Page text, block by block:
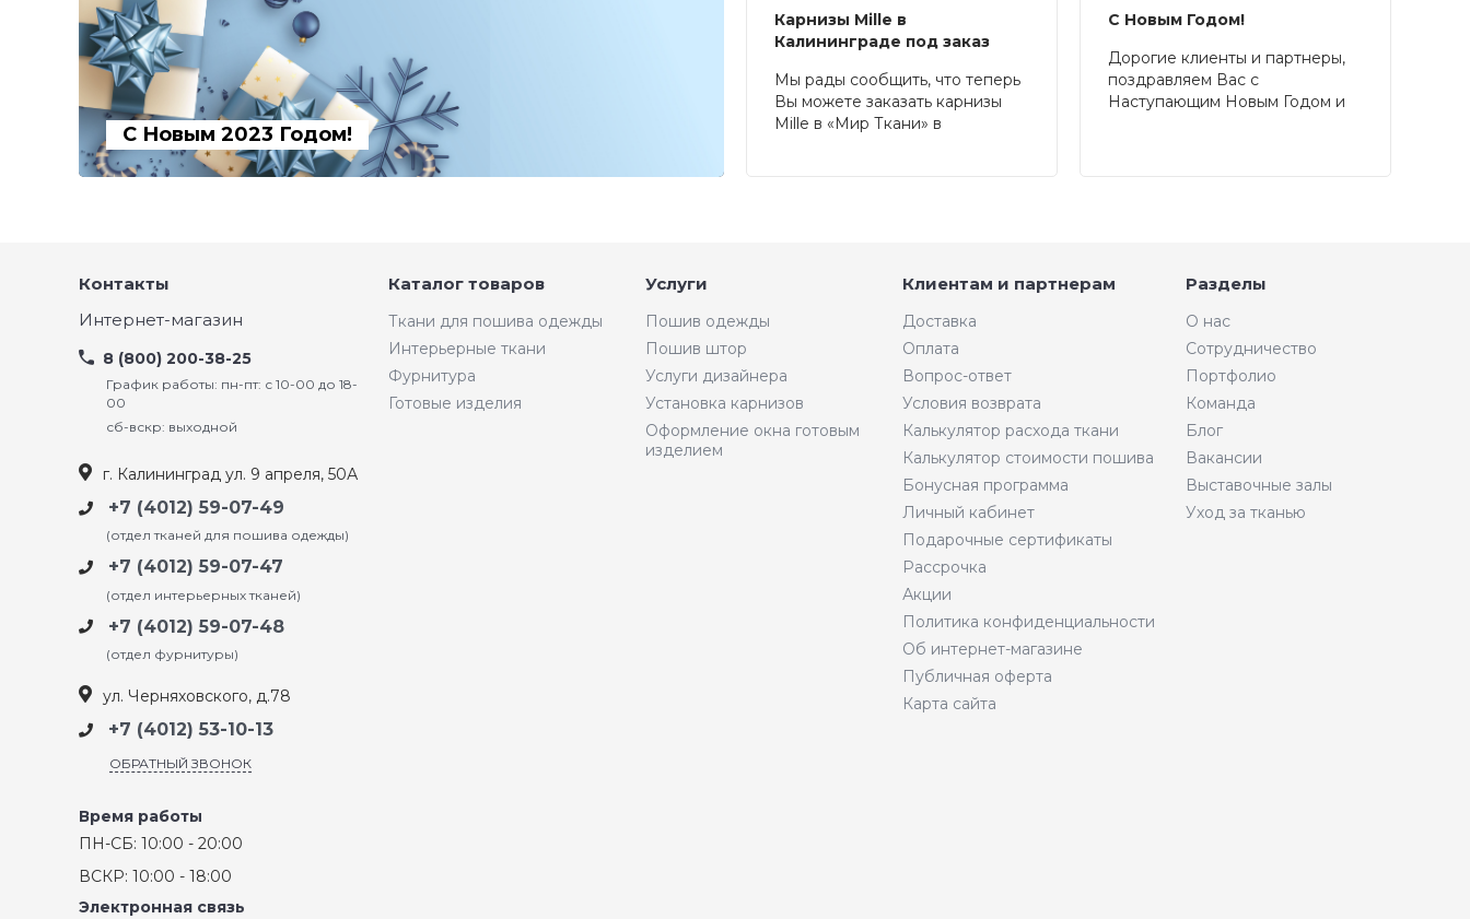
С Новым 2023 Годом!
Карнизы Mille в
Калининграде под заказ
Мы рады сообщить, что теперь
Вы можете заказать карнизы
Mille в «Мир Ткани» в
С Новым Годом!
Дорогие клиенты и партнеры,
поздравляем Вас с
Наступающим Новым Годом и
Контакты
Интернет-магазин
8 (800) 200-38-25
График работы: пн-пт: с 10-00 до 18-
00
сб-вскр: выходной
г. Калининград ул. 9 апреля, 50А
+7 (4012) 59-07-49
(отдел тканей для пошива одежды)
+7 (4012) 59-07-47
(отдел интерьерных тканей)
+7 (4012) 59-07-48
(отдел фурнитуры)
ул. Черняховского, д.78
+7 (4012) 53-10-13
ОБРАТНЫЙ ЗВОНОК
Время работы
ПН-СБ: 10:00 - 20:00
ВСКР: 10:00 - 18:00
Электронная связь
Каталог товаров
Ткани для пошива одежды
Интерьерные ткани
Фурнитура
Готовые изделия
Услуги
Пошив одежды
Пошив штор
Услуги дизайнера
Установка карнизов
Оформление окна готовым
изделием
Клиентам и партнерам
Доставка
Оплата
Вопрос-ответ
Условия возврата
Калькулятор расхода ткани
Калькулятор стоимости пошива
Бонусная программа
Личный кабинет
Подарочные сертификаты
Рассрочка
Акции
Политика конфиденциальности
Об интернет-магазине
Публичная оферта
Карта сайта
Разделы
О нас
Сотрудничество
Портфолио
Команда
Блог
Вакансии
Выставочные залы
Уход за тканью